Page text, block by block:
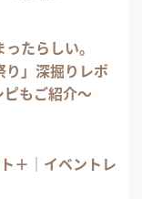
たらしい。
り」深掘りレポ
もご紹介〜
＋｜イベントレ